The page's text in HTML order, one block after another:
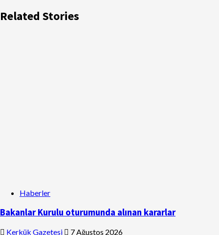
Related Stories
Haberler
Bakanlar Kurulu oturumunda alınan kararlar
Kerkük Gazetesi 7 Ağustos 2026